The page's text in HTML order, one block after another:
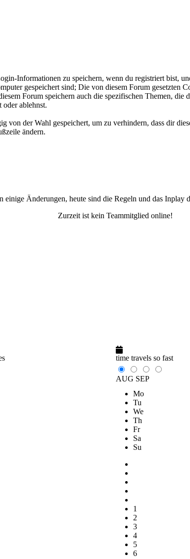
Informationen zu speichern, wenn du registriert bist,
gespeichert sind; Die von diesem Forum gesetzten
Forum speichern auch die spezifischen Themen, die
oder ablehnst.
von der Wahl gespeichert, um zu verhindern, dass dir
ändern.
Änderungen, heute sind die Regeln und das
Zurzeit ist kein Teammitglied online!
time travels so fast
AUG SEP
Mo
Tu
We
Th
Fr
Sa
Su
1
2
3
4
5
6